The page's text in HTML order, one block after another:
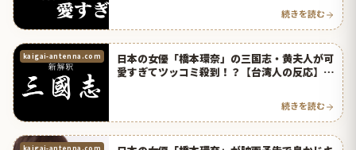
続きを読む
kaigai-antenna.com
日本の女優「橋本環奈」の三国志・黄夫人が可
愛すぎてツッコミ殺到！？【台湾人の反応】 |
続きを読む
kaigai-antenna.com